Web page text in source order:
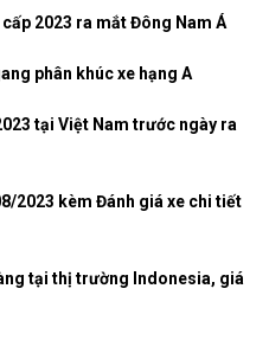
2023 ra mắt Đông Nam Á
phân khúc xe hạng A
tại Việt Nam trước ngày ra
2023 kèm Đánh giá xe chi tiết
tại thị trường Indonesia, giá